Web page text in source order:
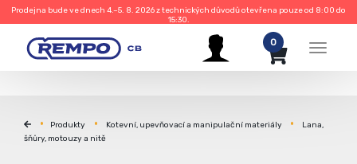
Prodejna bude ve dnech 4.–5. 8. 2026 z technických důvodů otevřena pouze od 8:00 do
15:30.
Menu
0
Produkty Kotevní, upevňovací a manipulační materiály
Lana,
šňůry, motouzy a nitě